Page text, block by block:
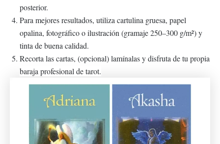
posterior.
Para mejores resultados, utiliza cartulina gruesa, papel
opalina, fotográfico o ilustración (gramaje 250–300 g/m²) y
tinta de buena calidad.
Recorta las cartas, (opcional) lamínalas y disfruta de tu propia
baraja profesional de tarot.